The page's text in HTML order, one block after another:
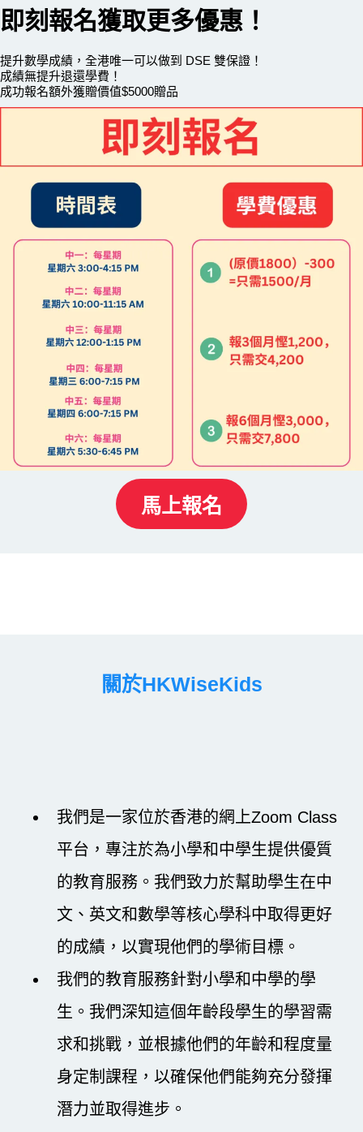
即刻報名獲取更多優惠！
提升數學成績，全港唯一可以做到 DSE 雙保證！
成績無提升退還學費！
成功報名額外獲贈價值$5000贈品
馬上報名
關於HKWiseKids